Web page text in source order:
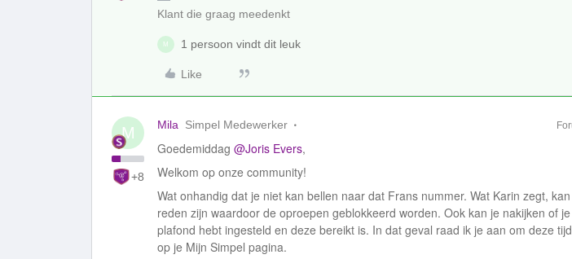
Klant die graag meedenkt
M 1 persoon vindt dit leuk
Like
M
+8
Mila Simpel Medewerker
Goedemiddag @Joris Evers,
Welkom op onze community!
Wat onhandig dat je niet kan bellen naar dat Frans nummer. Wat Karin zegt,
reden zijn waardoor de oproepen geblokkeerd worden. Ook kan je nakijken of
plafond hebt ingesteld en deze bereikt is. In dat geval raad ik je aan om deze
op je Mijn Simpel pagina.